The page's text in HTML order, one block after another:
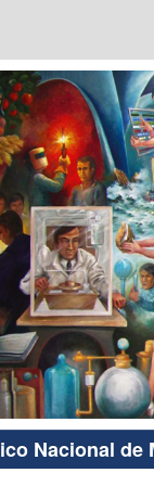
Nacional de